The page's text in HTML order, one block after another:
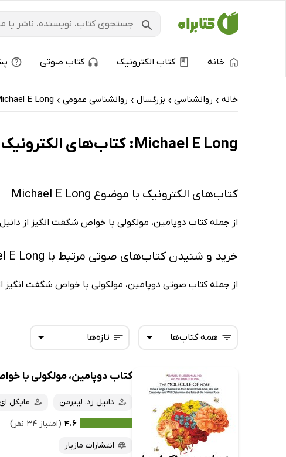
خانه کتاب الکترونیک کتاب صوتی
خانه › روانشناسی › بزرگسال › روانشناسی عمومی ›
E Long
Michael E Long: کتاب‌های الکترونیک و کتاب‌های صوتی - تازه‌ها
کتاب‌های الکترونیک با موضوع Michael E Long
از جمله کتاب دوپامین، مولکولی با خواص شگفت‌ انگیز از
خرید و شنیدن کتاب‌های صوتی مرتبط با Michael E Long
از جمله کتاب صوتی دوپامین، مولکولی با خواص شگفت انگیز
تازه‌ها
تازه‌ها
داغ‌ترین‌ها
پربحث‌ها
همه کتاب‌ها
همه کتاب‌ها
کتاب‌های صوتی
کتاب‌های متنی
کتاب دوپامین، مولکولی با
دانیل زد. لیبرمن
مایکل
۴.۶ (امتیاز ۳۴ نفر)
انتشارات مازیار